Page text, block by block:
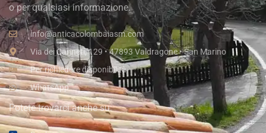
o per qualsiasi informazione.
info@anticacolombaiasm.com
Via dei Canneti, 129 • 47893 Valdragone • San Marino
Per richiedere disponibilità
WhatsApp
Potete trovarci anche su: